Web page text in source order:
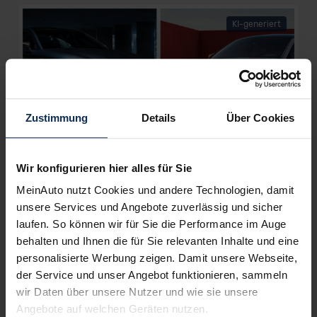
Zustimmung Details Über Cookies
Wir konfigurieren hier alles für Sie
MeinAuto nutzt Cookies und andere Technologien, damit
unsere Services und Angebote zuverlässig und sicher
laufen. So können wir für Sie die Performance im Auge
behalten und Ihnen die für Sie relevanten Inhalte und eine
personalisierte Werbung zeigen. Damit unsere Webseite,
der Service und unser Angebot funktionieren, sammeln
wir Daten über unsere Nutzer und wie sie unsere
Angebote auf welchen Geräten nutzen.
KI-generiert
Cupra Leon oder Seat Leon: zwei junge wilde
Kompaktmodell im Duell
KI-generiert